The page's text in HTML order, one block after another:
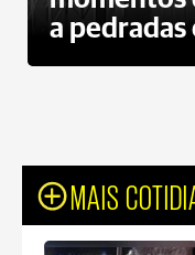
a pedradas
MAIS